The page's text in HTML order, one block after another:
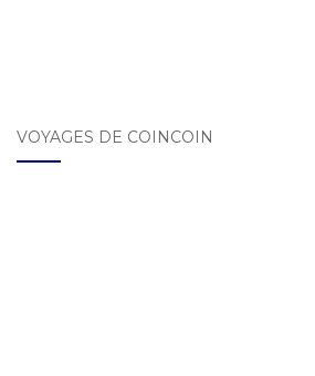
VOYAGES DE COINCOIN